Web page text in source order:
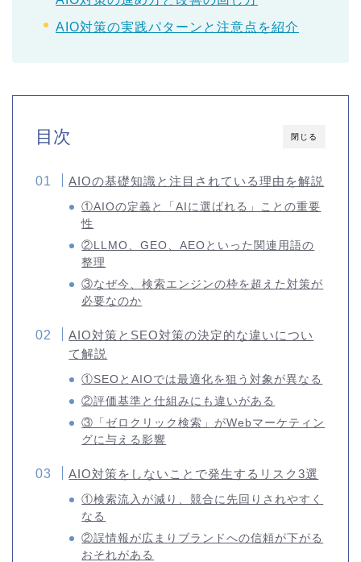
AIO対策の実践パターンと注意点を紹介
閉じる
目次
AIOの基礎知識と注目されている理由を解説
①AIOの定義と「AIに選ばれる」ことの重要
性
②LLMO、GEO、AEOといった関連用語の
整理
③なぜ今、検索エンジンの枠を超えた対策が
必要なのか
AIO対策とSEO対策の決定的な違いについ
て解説
①SEOとAIOでは最適化を狙う対象が異なる
②評価基準と仕組みにも違いがある
③「ゼロクリック検索」がWebマーケティン
グに与える影響
AIO対策をしないことで発生するリスク3選
①検索流入が減り、競合に先回りされやすく
なる
②誤情報が広まりブランドへの信頼が下がる
おそれがある